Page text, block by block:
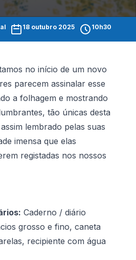
18 outubro 2025 10h30
no início de um novo
parecem assinalar esse
a folhagem e mostrando
tão únicas desta
lembrado pelas suas
imensa que elas
registadas nos nossos
Caderno / diário
grosso e fino, caneta
recipiente com água